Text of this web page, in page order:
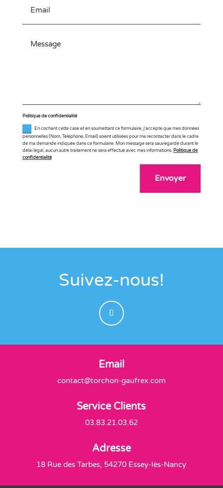
Politique de confidentialité
En cochant cette case et en soumettant ce formulaire, j'accepte que mes données
personnelles (Nom, Téléphone, Email) soient utilisées pour me recontacter dans le cadre
de ma demande indiquée dans ce formulaire. Mon message sera sauvegardé durant le
délai légal, aucun autre traitement ne sera effectué avec mes informations. Politique de
confidentialité
Envoyer
Suivez-nous!
Email
contact@torchon-gaufrex.com
Service Clients
03.83.21.03.62
Adresse
18 Rue des Tarbes, 54270 Essey-lès-Nancy